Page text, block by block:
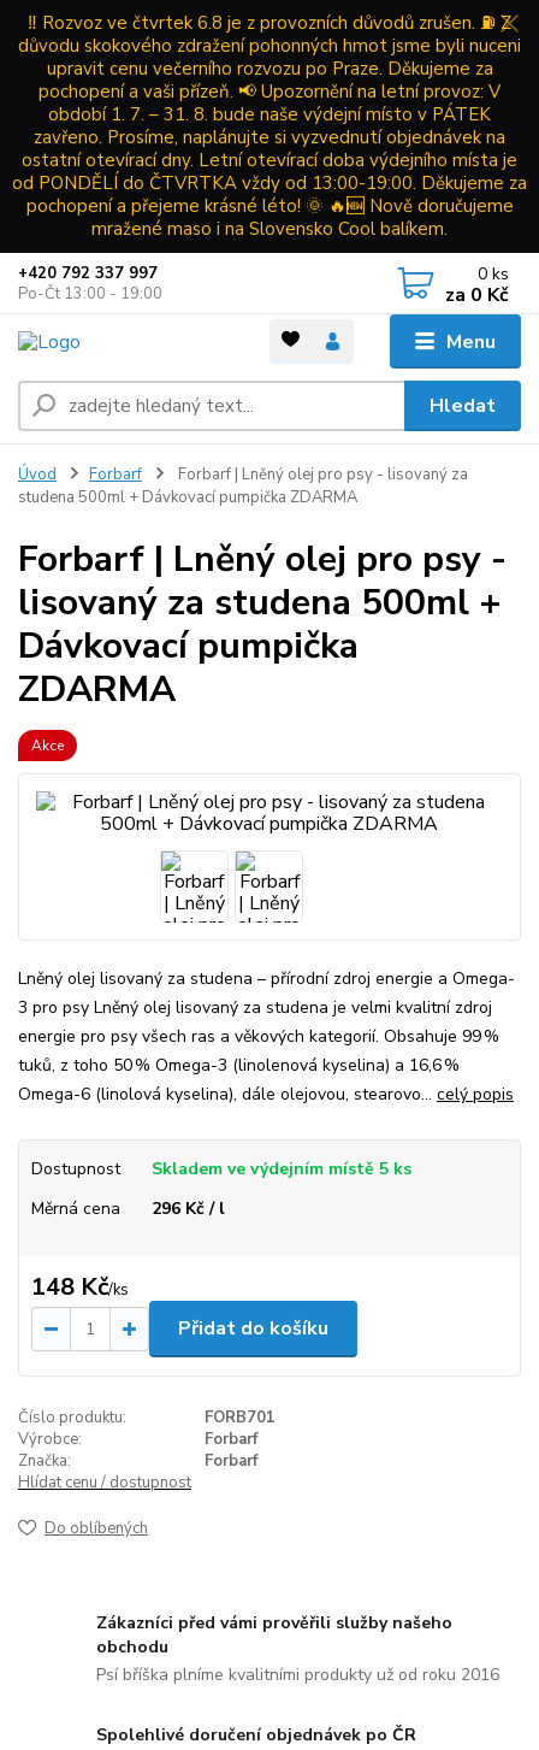
‼️ Rozvoz ve čtvrtek 6.8 je z provozních důvodů zrušen. ⛽ Z
důvodu skokového zdražení pohonných hmot jsme byli nuceni
upravit cenu večerního rozvozu po Praze. Děkujeme za
pochopení a vaši přízeň. 📢 Upozornění na letní provoz: V
období 1. 7. – 31. 8. bude naše výdejní místo v PÁTEK
zavřeno. Prosíme, naplánujte si vyzvednutí objednávek na
ostatní otevírací dny. Letní otevírací doba výdejního místa je
od PONDĚLÍ do ČTVRTKA vždy od 13:00-19:00. Děkujeme za
pochopení a přejeme krásné léto! 🌞 🔥🆕 Nově doručujeme
mražené maso i na Slovensko Cool balíkem.
Menu
Hledat
+420 792 337 997
Po-Čt 13:00 - 19:00
0 ks
za 0 Kč
Úvod Forbarf
Forbarf | Lněný olej pro psy - lisovaný za
studena 500ml + Dávkovací pumpička ZDARMA
Forbarf | Lněný olej pro psy -
lisovaný za studena 500ml +
Dávkovací pumpička
ZDARMA
Akce
Lněný olej lisovaný za studena – přírodní zdroj energie a Omega-
3 pro psy Lněný olej lisovaný za studena je velmi kvalitní zdroj
energie pro psy všech ras a věkových kategorií. Obsahuje 99 %
tuků, z toho 50 % Omega-3 (linolenová kyselina) a 16,6 %
Omega-6 (linolová kyselina), dále olejovou, stearovo... celý popis
Dostupnost
Skladem ve výdejním místě 5 ks
Měrná cena
296 Kč / l
148 Kč/ks
Přidat do košíku
Číslo produktu:
FORB701
Výrobce:
Forbarf
Značka:
Forbarf
Hlídat cenu / dostupnost
Do oblíbených
Zákazníci před vámi prověřili služby našeho
obchodu
Psí bříška plníme kvalitními produkty už od roku 2016
Spolehlivé doručení objednávek po ČR